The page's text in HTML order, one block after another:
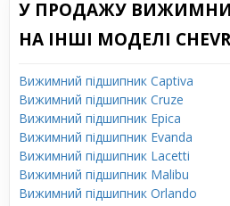
У ПРОДАЖУ
НА ІНШІ МОДЕЛІ
Вижимний підшипник Captiva
Вижимний підшипник Cruze
Вижимний підшипник Epica
Вижимний підшипник Evanda
Вижимний підшипник Lacetti
Вижимний підшипник Malibu
Вижимний підшипник Orlando